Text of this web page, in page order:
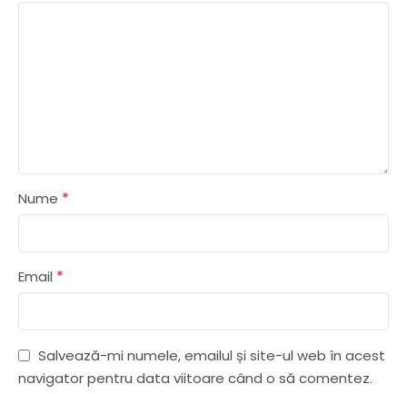
Nume *
Email *
Salvează-mi numele, emailul și site-ul web în acest
navigator pentru data viitoare când o să comentez.